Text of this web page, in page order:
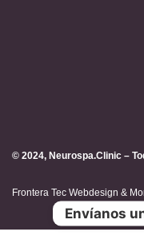
© 2024, Neurospa.Clinic –
Frontera Tec Webdesign &
Envíanos